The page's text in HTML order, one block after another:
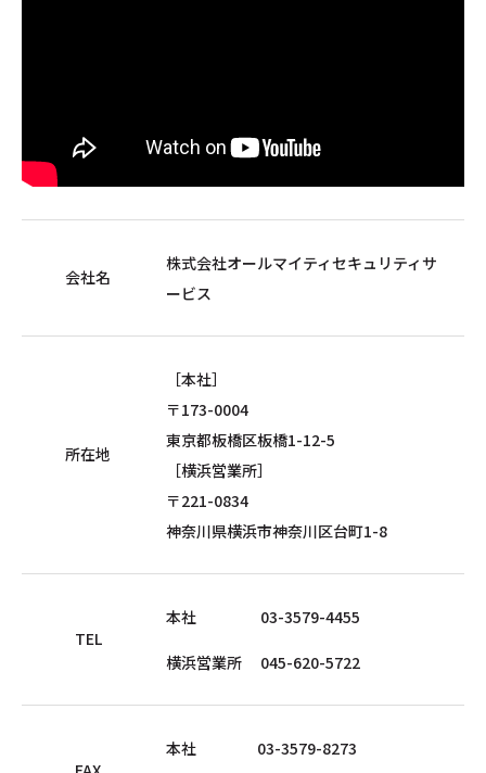
会社名
株式会社オールマイティセキュリティサ
ービス
所在地
［本社］
〒173-0004
東京都板橋区板橋1-12-5
［横浜営業所］
〒221-0834
神奈川県横浜市神奈川区台町1-8
TEL
本社 03-3579-4455
横浜営業所 045-620-5722
本社 03-3579-8273